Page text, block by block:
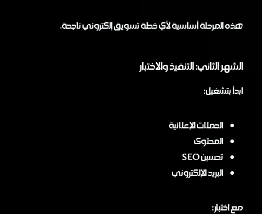
هذه المرحلة أساسية لأي خطة تسويق إلكتروني ناجحة.
الشهر الثاني: التنفيذ والاختبار
ابدأ بتشغيل:
الحملات الإعلانية
المحتوى
تحسين SEO
البريد الإلكتروني
مع اختبار: